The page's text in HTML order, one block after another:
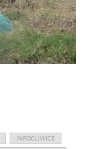
INFOGLIWICE